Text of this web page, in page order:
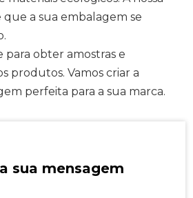
a sua embalagem se
para obter amostras e
produtos. Vamos criar a
perfeita para a sua marca.
sua mensagem